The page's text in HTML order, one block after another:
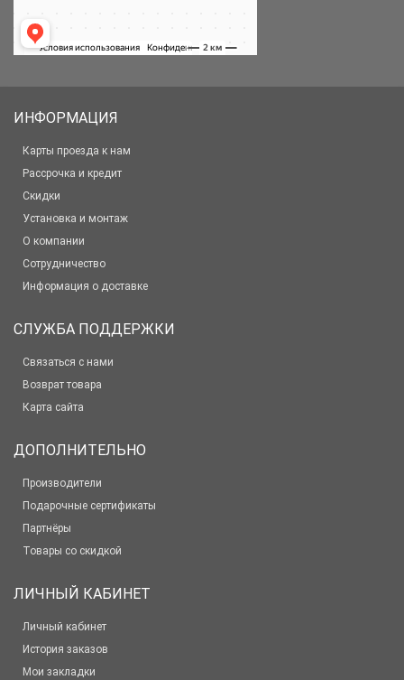
ИНФОРМАЦИЯ
Карты проезда к нам
Рассрочка и кредит
Скидки
Установка и монтаж
О компании
Сотрудничество
Информация о доставке
СЛУЖБА ПОДДЕРЖКИ
Связаться с нами
Возврат товара
Карта сайта
ДОПОЛНИТЕЛЬНО
Производители
Подарочные сертификаты
Партнёры
Товары со скидкой
ЛИЧНЫЙ КАБИНЕТ
Личный кабинет
История заказов
Мои закладки